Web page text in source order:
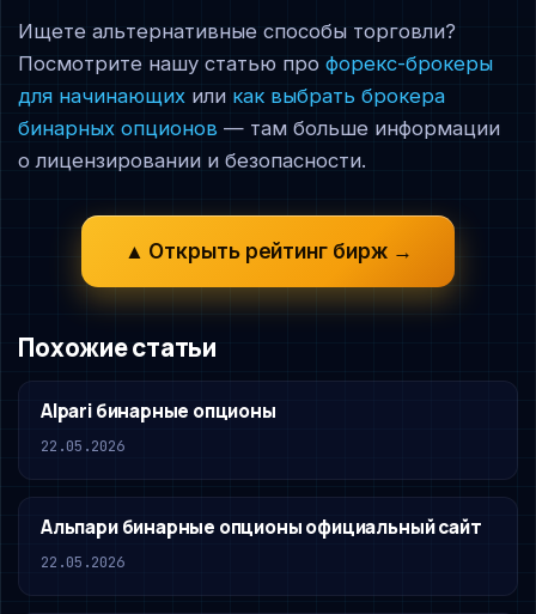
Ищете альтернативные способы торговли?
Посмотрите нашу статью профорекс-брокеры
для начинающих или как выбрать брокера
бинарных опционов — там больше информации
о лицензировании и безопасности.
▲ Открыть рейтинг бирж →
Похожие статьи
Alpari бинарные опционы
22.05.2026
Альпари бинарные опционы официальный сайт
22.05.2026